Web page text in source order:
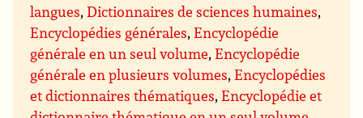
langues,Dictionnaires de sciences humaines,
Encyclopédies générales,Encyclopédie
générale en un seul volume,Encyclopédie
générale en plusieurs volumes,Encyclopédies
et dictionnaires thématiques,Encyclopédie et